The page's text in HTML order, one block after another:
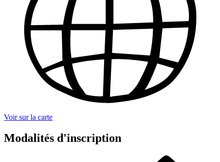
Voir sur la carte
Modalités d'inscription